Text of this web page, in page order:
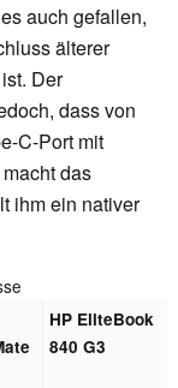
auch gefallen,
älterer
Der
dass von
C-Port mit
das
ihm ein nativer
HP EliteBook
840 G3